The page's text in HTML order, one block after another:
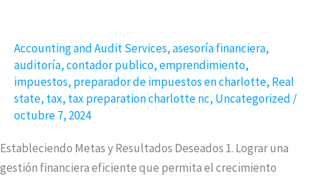
Accounting and Audit Services,asesoría financiera,
auditoría,contador publico,emprendimiento,
impuestos, preparador de impuestos en charlotte, Real
state, tax, tax preparation charlotte nc, Uncategorized/
octubre 7, 2024
Estableciendo Metas y Resultados Deseados 1. Lograr una
gestión financiera eficiente que permita el crecimiento
Metas
Financieras
Efectivas